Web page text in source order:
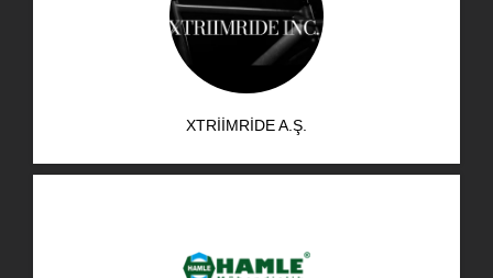
XTRIIMRIDE A.Ş.